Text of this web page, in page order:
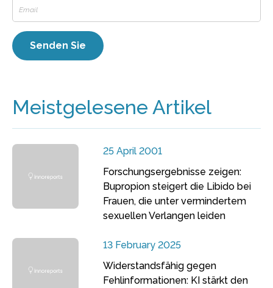
Meistgelesene Artikel
25 April 2001
Forschungsergebnisse zeigen:
Bupropion steigert die Libido bei
Frauen, die unter vermindertem
sexuellen Verlangen leiden
13 February 2025
Widerstandsfähig gegen
Fehlinformationen: KI stärkt den